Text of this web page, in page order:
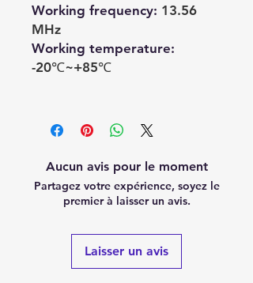
Working frequency: 13.56
MHz
Working temperature:
-20℃~+85℃
Aucun avis pour le moment
Partagez votre expérience, soyez le
premier à laisser un avis.
Laisser un avis